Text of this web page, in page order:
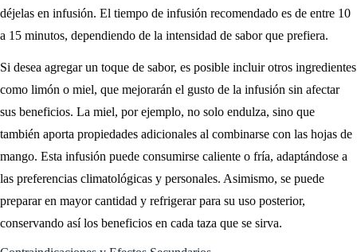
déjelas en infusión. El tiempo de infusión recomendado es de entre 10
a 15 minutos, dependiendo de la intensidad de sabor que prefiera.
Si desea agregar un toque de sabor, es posible incluir otros ingredientes
como limón o miel, que mejorarán el gusto de la infusión sin afectar
sus beneficios. La miel, por ejemplo, no solo endulza, sino que
también aporta propiedades adicionales al combinarse con las hojas de
mango. Esta infusión puede consumirse caliente o fría, adaptándose a
las preferencias climatológicas y personales. Asimismo, se puede
preparar en mayor cantidad y refrigerar para su uso posterior,
conservando así los beneficios en cada taza que se sirva.